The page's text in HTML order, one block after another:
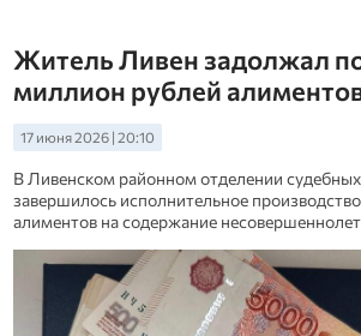
Житель Ливен задолжал
миллион рублей
17 июня 2026 | 20:10
В Ливенском районном отделении
завершилось исполнительное
алиментов на содержание